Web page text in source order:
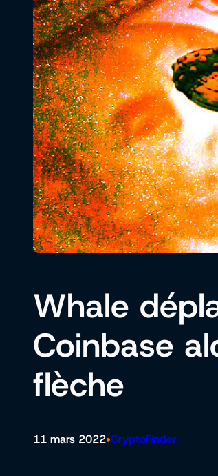
Whale
Coinbase
flèche
11 mars 2022•CryptoFinder